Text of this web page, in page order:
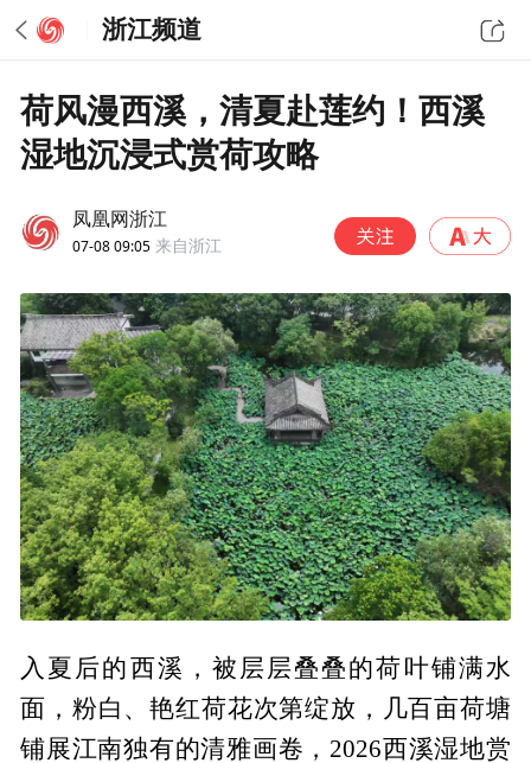
浙江频道
荷风漫西溪，清夏赴莲约！西溪
湿地沉浸式赏荷攻略
凤凰网浙江
07-08 09:05 来自浙江
入夏后的西溪，被层层叠叠的荷叶铺满水
面，粉白、艳红荷花次第绽放，几百亩荷塘
铺展江南独有的清雅画卷，2026西溪湿地赏